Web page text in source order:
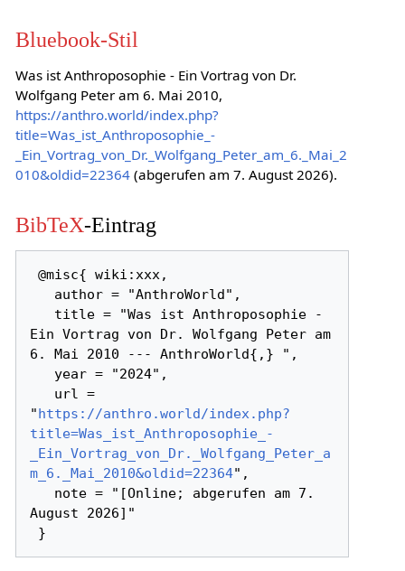
Bluebook-Stil
Was ist Anthroposophie - Ein Vortrag von Dr.
Wolfgang Peter am 6. Mai 2010,
https://anthro.world/index.php?
title=Was_ist_Anthroposophie_-
_Ein_Vortrag_von_Dr._Wolfgang_Peter_am_6._Mai_2
010&oldid=22364(abgerufen am 7. August 2026).
BibTeX-Eintrag
@misc{ wiki:xxx,
Ein Vortrag von Dr. Wolfgang Peter am
6. Mai 2010 --- AnthroWorld{,} ",
"https://anthro.world/index.php?
title=Was_ist_Anthroposophie_-
_Ein_Vortrag_von_Dr._Wolfgang_Peter_a
m_6._Mai_2010&oldid=22364",
August 2026]"